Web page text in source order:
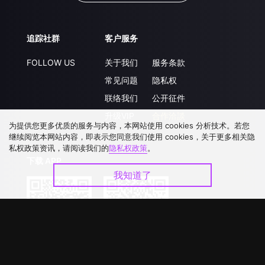
追踪社群
FOLLOW US
客户服务
关于我们
常见问题
联络我们
服务条款
隐私权
公开征件
为提供您更多优质的服务与内容，本网站使用 cookies 分析技术。若您
继续阅览本网站内容，即表示您同意我们使用 cookies，关于更多相关隐
私权政策资讯，请阅读我们的隐私权政策。
我知道了